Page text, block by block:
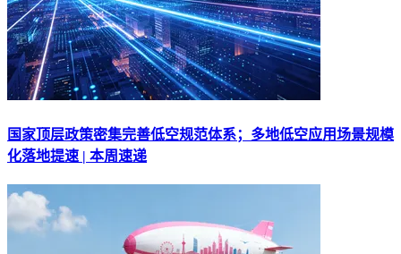
国家顶层政策密集完善低空规范体系；多地低空应用场景规模
化落地提速 | 本周速递